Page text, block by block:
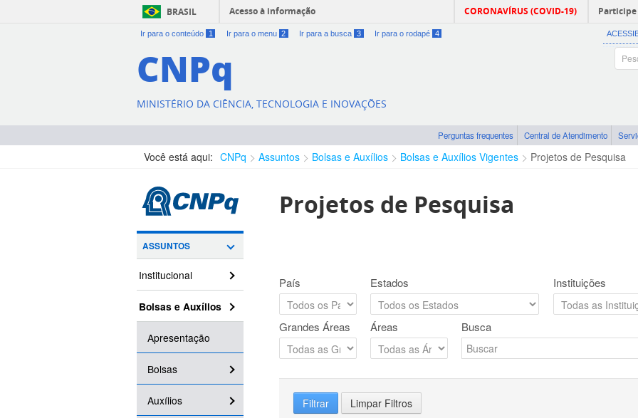
BRASIL Acesso à informação CORONAVÍRUS (COVID-19) Participe
Ir para o conteúdo 1 Ir para o menu 2 Ir para a busca 3 Ir para o rodapé 4
CNPq
MINISTÉRIO DA CIÊNCIA, TECNOLOGIA E INOVAÇÕES
Perguntas frequentes Central de Atendimento
Você está aqui: CNPq Assuntos Bolsas e Auxílios Bolsas e Auxílios Vigentes Projetos de Pesquisa
ASSUNTOS
Institucional
Bolsas e Auxílios
Apresentação
Bolsas
Auxílios
Projetos de Pesquisa
País Estados Instituições
Grandes Áreas Áreas Busca
Filtrar Limpar Filtros